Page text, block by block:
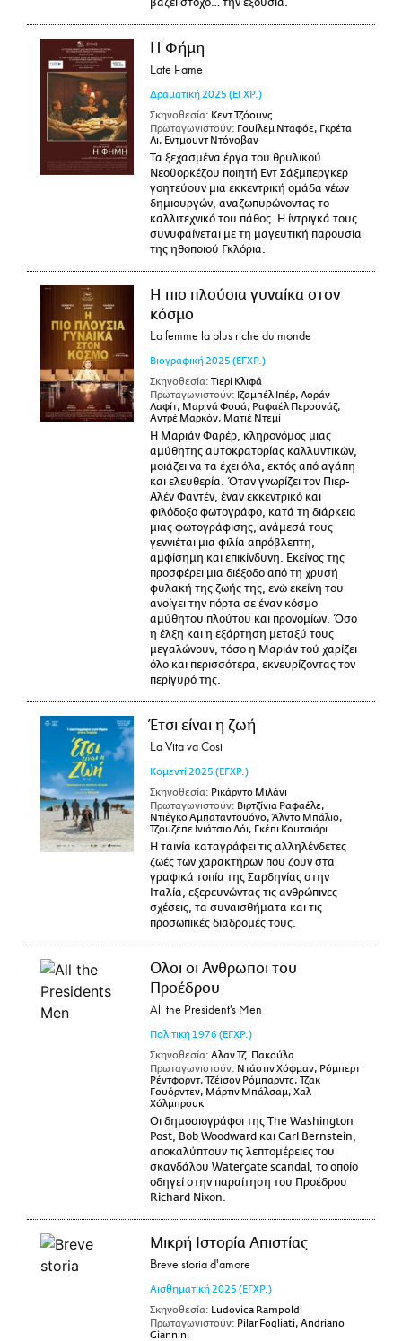
βάζει στόχο… την εξουσία.
Η Φήμη
Late Fame
Δραματική 2025 (ΕΓΧΡ.)
Σκηνοθεσία: Κεντ Τζόουνς
Πρωταγωνιστούν: Γουίλεμ Νταφόε, Γκρέτα
Λι, Εντμουντ Ντόνοβαν
Τα ξεχασμένα έργα του θρυλικού
Νεοϋορκέζου ποιητή Εντ Σάξμπεργκερ
γοητεύουν μια εκκεντρική ομάδα νέων
δημιουργών, αναζωπυρώνοντας το
καλλιτεχνικό του πάθος. Η ίντριγκά τους
συνυφαίνεται με τη μαγευτική παρουσία
της ηθοποιού Γκλόρια.
Η πιο πλούσια γυναίκα στον
κόσμο
La femme la plus riche du monde
Βιογραφική 2025 (ΕΓΧΡ.)
Σκηνοθεσία: Τιερί Κλιφά
Πρωταγωνιστούν: Ιζαμπέλ Ιπέρ, Λοράν
Λαφίτ, Μαρινά Φουά, Ραφαέλ Περσονάζ,
Αντρέ Μαρκόν, Ματιέ Ντεμί
Η Μαριάν Φαρέρ, κληρονόμος μιας
αμύθητης αυτοκρατορίας καλλυντικών,
μοιάζει να τα έχει όλα, εκτός από αγάπη
και ελευθερία. Όταν γνωρίζει τον Πιερ-
Αλέν Φαντέν, έναν εκκεντρικό και
φιλόδοξο φωτογράφο, κατά τη διάρκεια
μιας φωτογράφισης, ανάμεσά τους
γεννιέται μια φιλία απρόβλεπτη,
αμφίσημη και επικίνδυνη. Εκείνος της
προσφέρει μια διέξοδο από τη χρυσή
φυλακή της ζωής της, ενώ εκείνη του
ανοίγει την πόρτα σε έναν κόσμο
αμύθητου πλούτου και προνομίων. Όσο
η έλξη και η εξάρτηση μεταξύ τους
μεγαλώνουν, τόσο η Μαριάν τού χαρίζει
όλο και περισσότερα, εκνευρίζοντας τον
περίγυρό της.
Έτσι είναι η ζωή
La Vita va Cosi
Κομεντί 2025 (ΕΓΧΡ.)
Σκηνοθεσία: Ρικάρντο Μιλάνι
Πρωταγωνιστούν: Βιρτζίνια Ραφαέλε,
Ντιέγκο Αμπαταντουόνο, Άλντο Μπάλιο,
Τζουζέπε Ινιάτσιο Λόι, Γκέπι Κουτσιάρι
Η ταινία καταγράφει τις αλληλένδετες
ζωές των χαρακτήρων που ζουν στα
γραφικά τοπία της Σαρδηνίας στην
Ιταλία, εξερευνώντας τις ανθρώπινες
σχέσεις, τα συναισθήματα και τις
προσωπικές διαδρομές τους.
Ολοι οι Ανθρωποι του
Προέδρου
All the President's Men
Πολιτική1976 (ΕΓΧΡ.)
Σκηνοθεσία: Αλαν Τζ. Πακούλα
Πρωταγωνιστούν: Ντάστιν Χόφμαν, Ρόμπερτ
Ρέντφορντ, Τζέισον Ρόμπαρντς, Τζακ
Γουόρντεν, Μάρτιν Μπάλσαμ, Χαλ
Χόλμπρουκ
Οι δημοσιογράφοι της The Washington
Post, Bob Woodward και Carl Bernstein,
αποκαλύπτουν τις λεπτομέρειες του
σκανδάλου Watergate scandal, το οποίο
οδηγεί στην παραίτηση του Προέδρου
Richard Nixon.
Μικρή Ιστορία Απιστίας
Breve storia d'amore
Αισθηματική 2025 (ΕΓΧΡ.)
Σκηνοθεσία: Ludovica Rampoldi
Πρωταγωνιστούν: Pilar Fogliati, Andriano
Giannini